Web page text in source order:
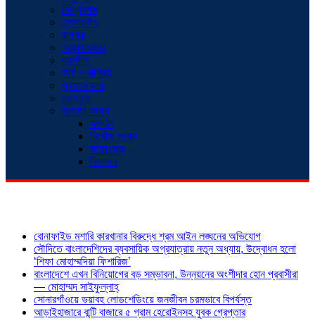
সিদ্ধিরগঞ্জ
সোনারগাঁও
রূপগঞ্জ
আড়াইহাজার
রাজনীতি
অর্থ ও বাণিজ্য
প্রবাসে ডাক
খেলাধুলা
অনন্যা সংবাদ
সংগঠন
নিখোঁজ সংবাদ
সাক্ষাৎকার
বিনোদন
বোনাফাইড মশারি কারখানার বিরুদ্ধে শ্রম আইন লঙ্ঘনের অভিযোগ
সৌদিতে বাংলাদেশিদের ব্যবসায়িক অগ্রযাত্রায় নতুন অধ্যায়, উদ্বোধন হলো
‘শিফা মোহাম্মদিয়া ফিশারিজ’
বাংলাদেশে এখন বিনিয়োগের বড় সম্ভাবনা, উন্নয়নের অংশীদার হোন প্রবাসীরা
— মোহাম্মদ সাইফুল্লাহ্
সোনারগাঁওয়ে ভয়াবহ লোডশেডিংয়ে জনজীবন চরমভাবে বিপর্যস্ত
আড়াইহাজারে বান্টি বাজারে ৫ গ্রাম হেরোইনসহ যুবক গ্রেপ্তার